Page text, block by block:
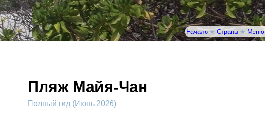
Начало★ Страны ★ Меню
Пляж Майя-Чан
Полный гид (Июнь 2026)